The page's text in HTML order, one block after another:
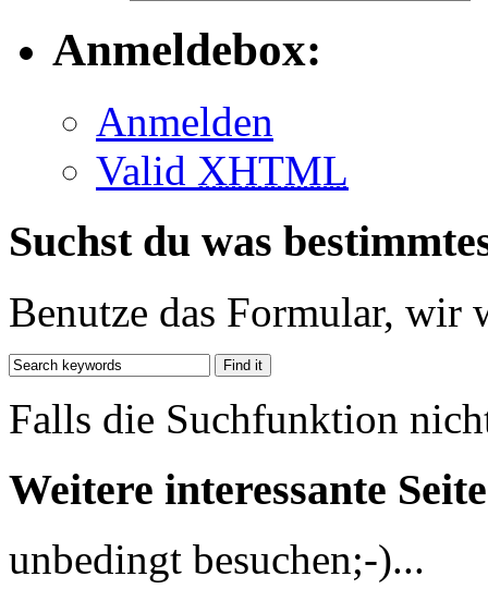
Anmeldebox:
Anmelden
Valid XHTML
Suchst du was
Benutze das Formular, wir
Falls die Suchfunktion
Weitere interessante
unbedingt besuchen;-)...